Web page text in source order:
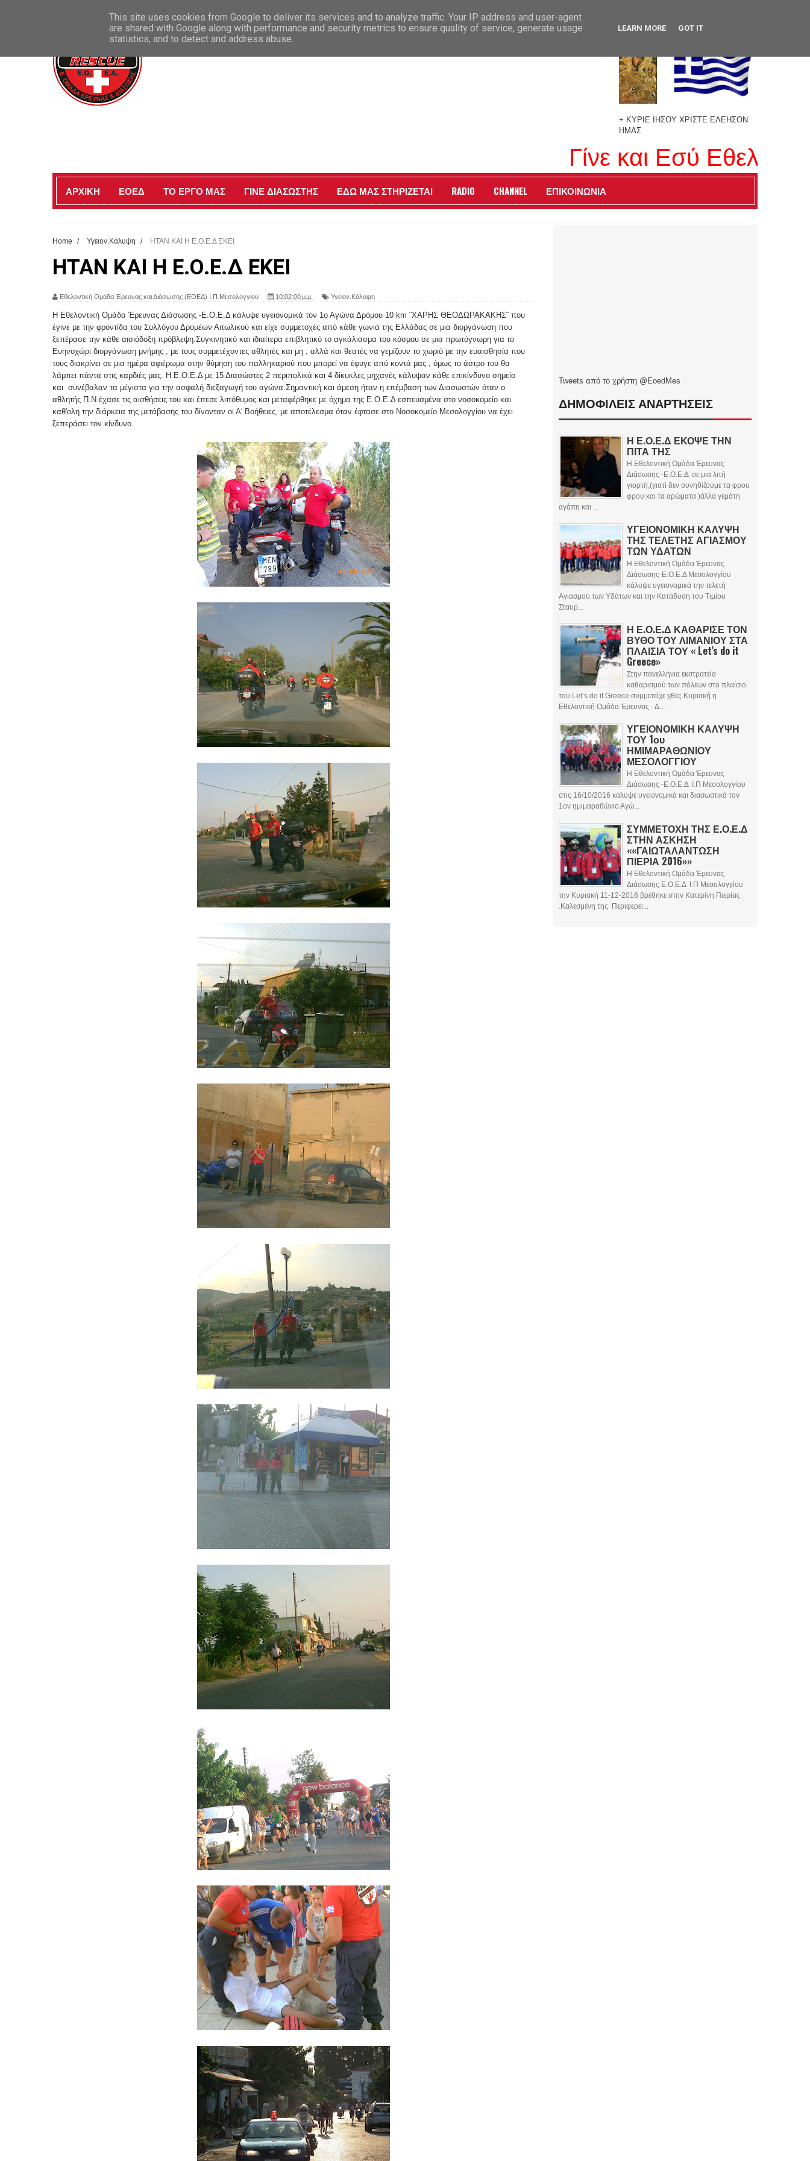
ΚΑΛΩΣ ΗΡΘΑΤΕ ΣΤΗΝ ΕΠΙΣΗΜΗ ΣΕΛΙΔΑ ΜΑΣ
+ ΚΥΡΙΕ ΙΗΣΟΥ ΧΡΙΣΤΕ ΕΛΕΗΣΟΝ
ΗΜΑΣ
Γίνε και Εσύ Εθελοντής
ΑΡΧΙΚΗ ΕΟΕΔ ΤΟ ΕΡΓΟ ΜΑΣ ΓΙΝΕ ΔΙΑΣΩΣΤΗΣ ΕΔΩ ΜΑΣ ΣΤΗΡΙΖΕΤΑΙ RADIO CHANNEL ΕΠΙΚΟΙΝΩΝΙΑ
Home / Υγειον.Κάλυψη / ΗΤΑΝ ΚΑΙ Η Ε.Ο.Ε.Δ ΕΚΕΙ
ΗΤΑΝ ΚΑΙ Η Ε.Ο.Ε.Δ ΕΚΕΙ
Εθελοντική Ομάδα Έρευνας και Διάσωσης (ΕΟΕΔ) Ι.Π.Μεσολογγίου 10:02:00 μ.μ. Υγειον.Κάλυψη
Η Εθελοντική Ομάδα Έρευνας Διάσωσης -Ε.Ο.Ε.Δ κάλυψε υγειονομικά τον 1ο Αγώνα Δρόμου 10 km ¨ΧΑΡΗΣ ΘΕΟΔΩΡΑΚΑΚΗΣ¨ που
έγινε με την φροντίδα του Συλλόγου Δρομέων Αιτωλικού και είχε συμμετοχές από κάθε γωνιά της Ελλάδας σε μια διοργάνωση που
ξεπέρασε την κάθε αισιόδοξη πρόβλεψη.Συγκινητικό και ιδιαίτερα επιβλητικό το αγκάλιασμα του κόσμου σε μια πρωτόγνωρη για το
Ευηνοχώρι διοργάνωση μνήμης , με τους συμμετέχοντες αθλητές και μη , αλλά και θεατές να γεμίζουν το χωριό με την ευαισθησία που
τους διακρίνει σε μια ημέρα αφιέρωμα στην θύμηση του παλληκαριού που μπορεί να έφυγε από κοντά μας , όμως το άστρο του θα
λάμπει πάντα στις καρδιές μας. Η Ε.Ο.Ε.Δ με 15 Διασώστες 2 περιπολικά και 4 δίκυκλες μηχανές κάλυψαν κάθε επικίνδυνο σημείο
και συνέβαλαν τα μέγιστα για την ασφαλή διεξαγωγή του αγώνα.Σημαντική και άμεση ήταν η επέμβαση των Διασωστών όταν ο
αθλητής Π.Ν.έχασε τις αισθήσεις του και έπεσε λιπόθυμος και μεταφέρθηκε με όχημα της Ε.Ο.Ε.Δ εσπευσμένα στο νοσοκομείο και
καθ'ολη την διάρκεια της μετάβασης του δίνονταν οι Α' Βοήθειες, με αποτέλεσμα όταν έφτασε στο Νοσοκομείο Μεσολογγίου να έχει
ξεπεράσει τον κίνδυνο.
Tweets από το χρήστη @EoedMes
ΔΗΜΟΦΙΛΕΙΣ ΑΝΑΡΤΗΣΕΙΣ
Η Ε.Ο.Ε.Δ ΕΚΟΨΕ ΤΗΝ
ΠΙΤΑ ΤΗΣ
Η Εθελοντική Ομάδα Έρευνας
Διάσωσης -Ε.Ο.Ε.Δ σε μια λιτή
γιορτή,(γιατί δεν συνηθίζουμε τα φρου
φρου και τα αρώματα )άλλα γεμάτη
αγάπη και ...
ΥΓΕΙΟΝΟΜΙΚΗ ΚΑΛΥΨΗ
ΤΗΣ ΤΕΛΕΤΗΣ ΑΓΙΑΣΜΟΥ
ΤΩΝ ΥΔΑΤΩΝ
Η Εθελοντική Ομάδα Έρευνας
Διάσωσης-Ε.Ο.Ε.Δ Μεσολογγίου
κάλυψε υγειονομικά την τελετή
Αγιασμού των Υδάτων και την Κατάδυση του Τιμίου
Σταυρ...
Η Ε.Ο.Ε.Δ ΚΑΘΑΡΙΣΕ ΤΟΝ
ΒΥΘΟ ΤΟΥ ΛΙΜΑΝΙΟΥ ΣΤΑ
ΠΛΑΙΣΙΑ ΤΟΥ « Let’s do it
Greece»
Στην πανελλήνια εκστρατεία
καθαρισμού των πόλεων στο πλαίσιο
του Let’s do it Greece συμμετείχε χθες Κυριακή η
Εθελοντική Ομάδα Έρευνας - Δ...
ΥΓΕΙΟΝΟΜΙΚΗ ΚΑΛΥΨΗ
ΤΟΥ 1ου
ΗΜΙΜΑΡΑΘΩΝΙΟΥ
ΜΕΣΟΛΟΓΓΙΟΥ
Η Εθελοντική Ομάδα Έρευνας
Διάσωσης -Ε.Ο.Ε.Δ Ι.Π Μεσολογγίου
στις 16/10/2016 κάλυψε υγειονομικά και διασωστικά τον
1ον ημιμαραθώνιο Αγώ...
ΣΥΜΜΕΤΟΧΗ ΤΗΣ Ε.Ο.Ε.Δ
ΣΤΗΝ ΑΣΚΗΣΗ
««ΓΑΙΩΤΑΛΑΝΤΩΣΗ
ΠΙΕΡΙΑ 2016»»
Η Εθελοντική Ομάδα Έρευνας
Διάσωσης Ε.Ο.Ε.Δ Ι.Π Μεσολογγίου
την Κυριακή 11-12-2016 βρέθηκε στην Κατερίνη Πιερίας
.Καλεσμένη της Περιφερει...
This site uses cookies from Google to deliver its services and to analyze traffic. Your IP address and user-agent
are shared with Google along with performance and security metrics to ensure quality of service, generate usage
statistics, and to detect and address abuse.
LEARN MORE GOT IT